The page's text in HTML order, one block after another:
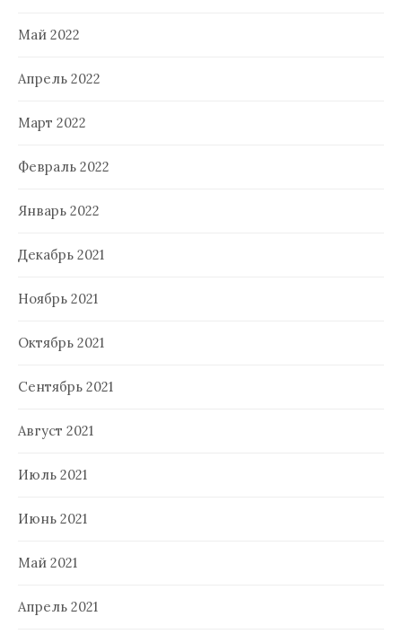
Май 2022
Апрель 2022
Март 2022
Февраль 2022
Январь 2022
Декабрь 2021
Ноябрь 2021
Октябрь 2021
Сентябрь 2021
Август 2021
Июль 2021
Июнь 2021
Май 2021
Апрель 2021